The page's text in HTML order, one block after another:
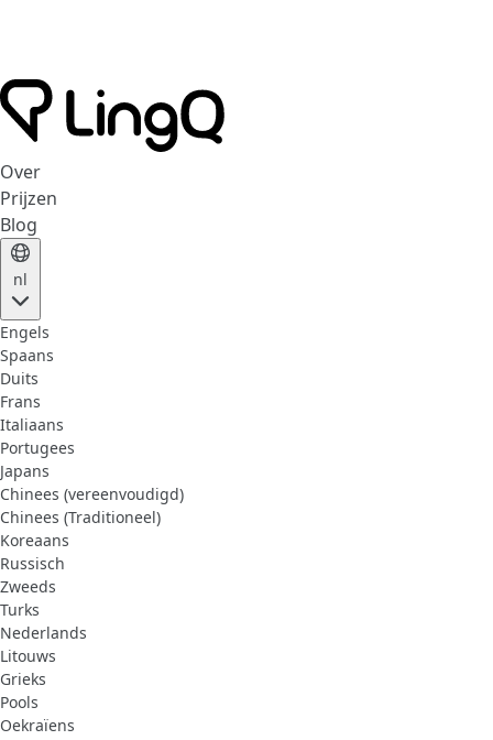
Over
Prijzen
Blog
nl
Engels
Spaans
Duits
Frans
Italiaans
Portugees
Japans
Chinees (vereenvoudigd)
Chinees (Traditioneel)
Koreaans
Russisch
Zweeds
Turks
Nederlands
Litouws
Grieks
Pools
Oekraïens